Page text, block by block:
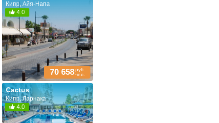
Кипр, Айя-Напа
4.0
70 658руб.
чел.
Cactus
Кипр, Ларнака
4.0